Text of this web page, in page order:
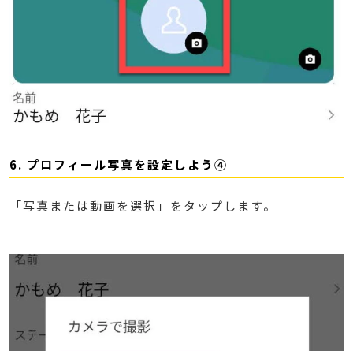
6. プロフィール写真を設定しよう④
「写真または動画を選択」をタップします。